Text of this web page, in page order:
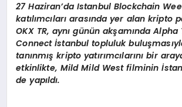
EĞITIM
SIYASET
27 Haziran’da Istanbul Blockchain
katılımcıları arasında yer alan kripto
OKX TR, aynı günün akşamında Alpha
Connectİstanbul topluluk buluşmas
tanınmış kripto yatırımcılarını bir
etkinlikte, Mild Mild West filminin
de yapıldı.